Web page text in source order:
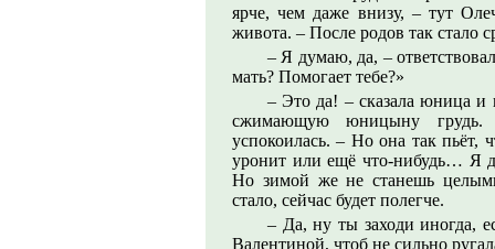
ярче, чем даже внизу, – тут
живота. – После родов так стало
– Я думаю, да, –
мать? Помогает тебе?»
– Это да! – сказала юница и
сжимающую юницыну грудь.
успокоилась. – Но она так пьёт,
уронит или ещё что-нибудь… Я
Но зимой же не станешь
стало, сейчас будет полегче.
– Да, ну ты заходи иногда,
Валентиной, чтоб не сильно